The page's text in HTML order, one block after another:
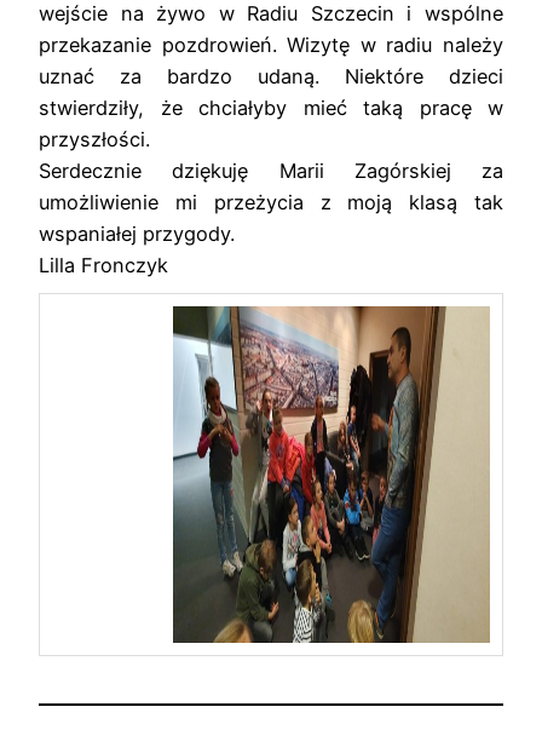
wejście na żywo w Radiu Szczecin i wspólne
przekazanie pozdrowień. Wizytę w radiu należy
uznać za bardzo udaną. Niektóre dzieci
stwierdziły, że chciałyby mieć taką pracę w
przyszłości.
Serdecznie dziękuję Marii Zagórskiej za
umożliwienie mi przeżycia z moją klasą tak
wspaniałej przygody.
Lilla Fronczyk